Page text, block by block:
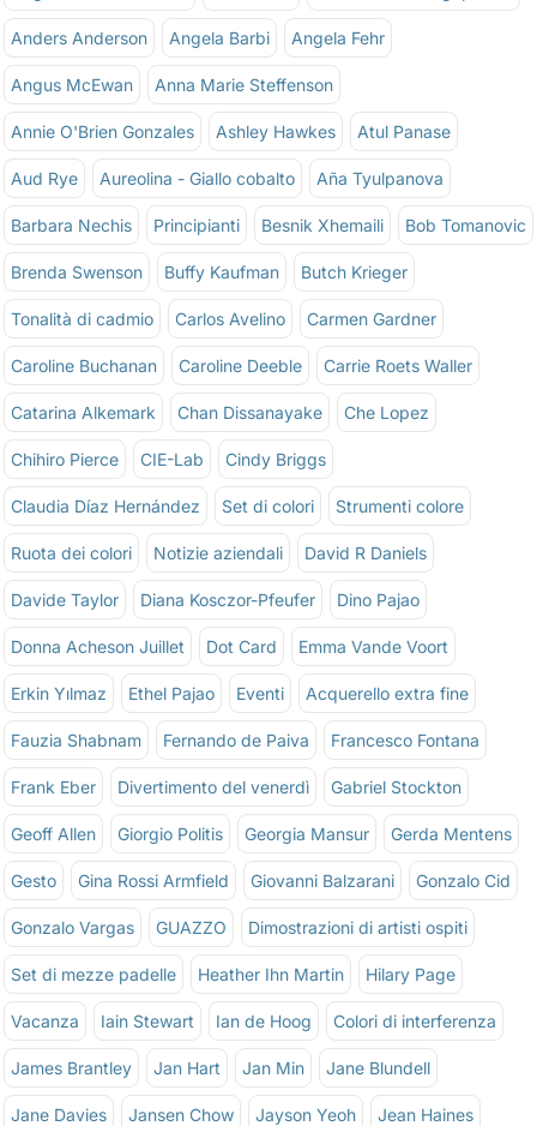
Anders Anderson Angela Barbi Angela Fehr
Angus McEwan Anna Marie Steffenson
Annie O'Brien Gonzales Ashley Hawkes Atul Panase
Aud Rye Aureolina - Giallo cobalto Aña Tyulpanova
Barbara Nechis Principianti Besnik Xhemaili Bob Tomanovic
Brenda Swenson Buffy Kaufman Butch Krieger
Tonalità di cadmio Carlos Avelino Carmen Gardner
Caroline Buchanan Caroline Deeble Carrie Roets Waller
Catarina Alkemark Chan Dissanayake Che Lopez
Chihiro Pierce CIE-Lab Cindy Briggs
Claudia Díaz Hernández Set di colori Strumenti colore
Ruota dei colori Notizie aziendali David R Daniels
Davide Taylor Diana Kosczor-Pfeufer Dino Pajao
Donna Acheson Juillet Dot Card Emma Vande Voort
Erkin Yılmaz Ethel Pajao Eventi Acquerello extra fine
Fauzia Shabnam Fernando de Paiva Francesco Fontana
Frank Eber Divertimento del venerdì Gabriel Stockton
Geoff Allen Giorgio Politis Georgia Mansur Gerda Mentens
Gesto Gina Rossi Armfield Giovanni Balzarani Gonzalo Cid
Gonzalo Vargas GUAZZO Dimostrazioni di artisti ospiti
Set di mezze padelle Heather Ihn Martin Hilary Page
Vacanza Iain Stewart Ian de Hoog Colori di interferenza
James Brantley Jan Hart Jan Min Jane Blundell
Jane Davies Jansen Chow Jayson Yeoh Jean Haines